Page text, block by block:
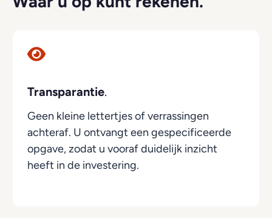
Transparantie.
Geen kleine lettertjes of verrassingen
achteraf. U ontvangt een gespecificeerde
opgave, zodat u vooraf duidelijk inzicht
heeft in de investering.